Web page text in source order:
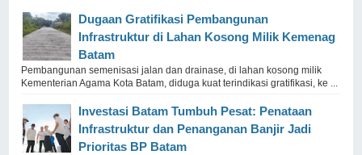
Dugaan Gratifikasi Pembangunan
Infrastruktur di Lahan Kosong Milik Kemenag
Batam
Pembangunan semenisasi jalan dan drainase, di lahan kosong milik
Kementerian Agama Kota Batam, diduga kuat terindikasi gratifikasi, ke ...
Investasi Batam Tumbuh Pesat: Penataan
Infrastruktur dan Penanganan Banjir Jadi
Prioritas BP Batam